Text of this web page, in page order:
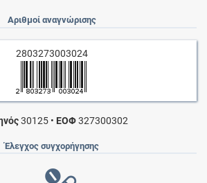
Αριθμοί αναγνώρισης
2803273003024
30125 • ΕΟΦ327300302
Έλεγχος συγχορήγησης